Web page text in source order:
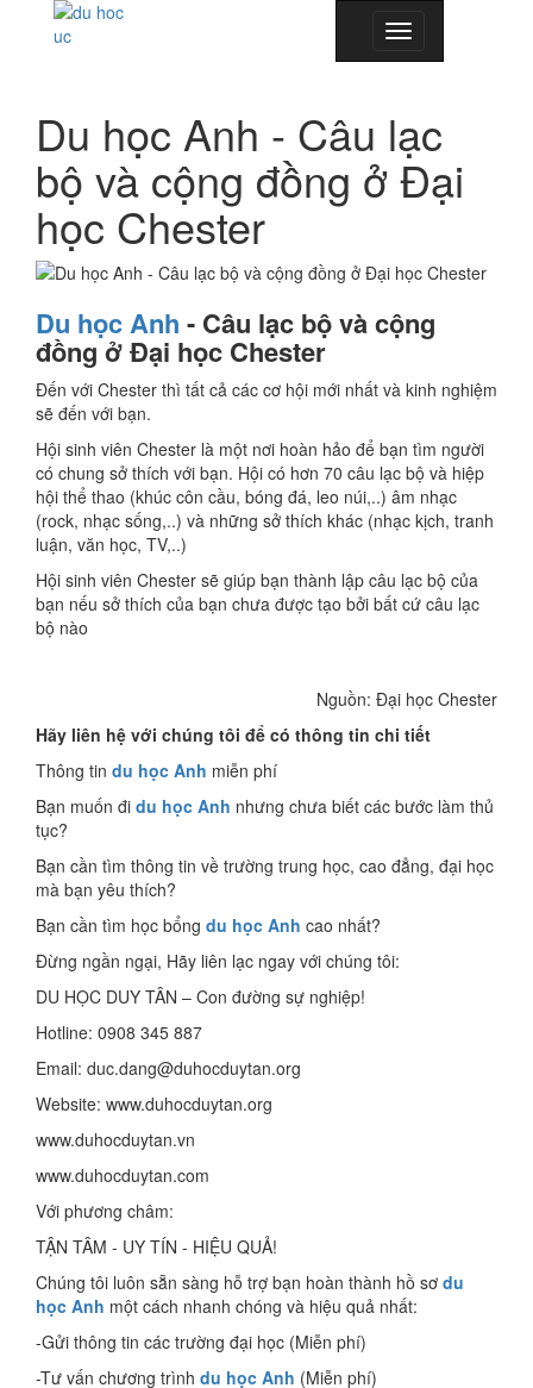
Toggle
navigation
Du học Anh - Câu lạc
bộ và cộng đồng ở Đại
học Chester
Du học Anh - Câu lạc bộ và cộng
đồng ở Đại học Chester
Đến với Chester thì tất cả các cơ hội mới nhất và kinh nghiệm
sẽ đến với bạn.
Hội sinh viên Chester là một nơi hoàn hảo để bạn tìm người
có chung sở thích với bạn. Hội có hơn 70 câu lạc bộ và hiệp
hội thể thao (khúc côn cầu, bóng đá, leo núi,..) âm nhạc
(rock, nhạc sống,..) và những sở thích khác (nhạc kịch, tranh
luận, văn học, TV,..)
Hội sinh viên Chester sẽ giúp bạn thành lập câu lạc bộ của
bạn nếu sở thích của bạn chưa được tạo bởi bất cứ câu lạc
bộ nào
Nguồn: Đại học Chester
Hãy liên hệ với chúng tôi để có thông tin chi tiết
Thông tin du học Anh miễn phí
Bạn muốn đi du học Anh nhưng chưa biết các bước làm thủ
tục?
Bạn cần tìm thông tin về trường trung học, cao đẳng, đại học
mà bạn yêu thích?
Bạn cần tìm học bổng du học Anh cao nhất?
Đừng ngần ngại, Hãy liên lạc ngay với chúng tôi:
DU HỌC DUY TÂN – Con đường sự nghiệp!
Hotline: 0908 345 887
Email: duc.dang@duhocduytan.org
Website: www.duhocduytan.org
www.duhocduytan.vn
www.duhocduytan.com
Với phương châm:
TẬN TÂM - UY TÍN - HIỆU QUẢ!
Chúng tôi luôn sẵn sàng hỗ trợ bạn hoàn thành hồ sơ du
học Anh một cách nhanh chóng và hiệu quả nhất:
-Gửi thông tin các trường đại học (Miễn phí)
-Tư vấn chương trình du học Anh (Miễn phí)